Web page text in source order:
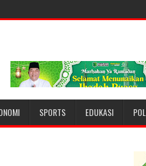
SPORTS EDUKASI